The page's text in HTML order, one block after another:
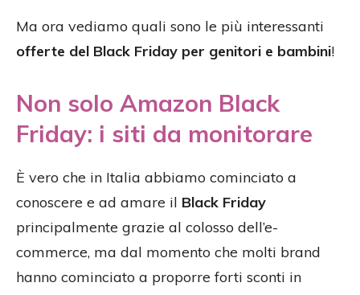
Ma ora vediamo quali sono le più interessanti
offerte del Black Friday per genitori e bambini!
Non solo Amazon Black
Friday: i siti da monitorare
È vero che in Italia abbiamo cominciato a
conoscere e ad amare il Black Friday
principalmente grazie al colosso dell’e-
commerce, ma dal momento che molti brand
hanno cominciato a proporre forti sconti in